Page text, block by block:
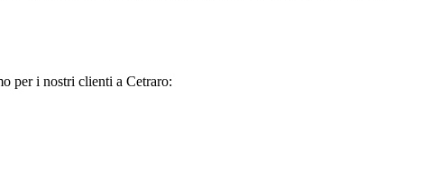
per i nostri clienti a Cetraro: